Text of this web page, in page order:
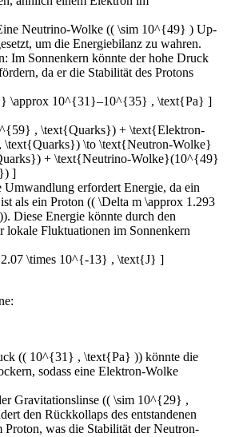
Neutrino-Wolke (( \sim 10^{49} ) Up-
um die Energiebilanz zu wahren.
Im Sonnenkern könnte der hohe Druck
da er die Stabilität des Protons
\approx 10^{31}–10^{35} , \text{Pa} ]
, \text{Quarks}) + \text{Elektron-
\to \text{Neutron-Wolke}
+ \text{Neutrino-Wolke}(10^{49}
]
erfordert Energie, da ein
als ein Proton (( \Delta m \approx 1.293
Diese Energie könnte durch den
lokale Fluktuationen im Sonnenkern
\times 10^{-13} , \text{J} ]
(( 10^{31} , \text{Pa} )) könnte die
sodass eine Elektron-Wolke
Gravitationslinse (( \sim 10^{29} ,
den Rückkollaps des entstandenen
Proton, was die Stabilität der Neutron-